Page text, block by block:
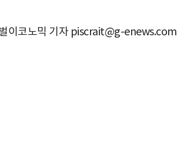
이코노믹 기자 piscrait@g-enews.com